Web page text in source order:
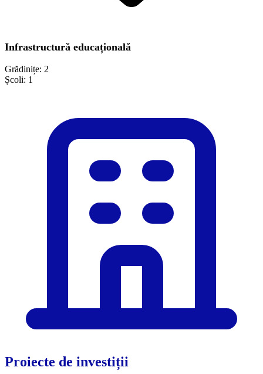
Infrastructură educațională
Grădinițe: 2
Școli: 1
Proiecte de investiții